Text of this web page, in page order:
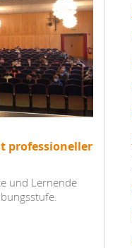
professioneller
und Lernende